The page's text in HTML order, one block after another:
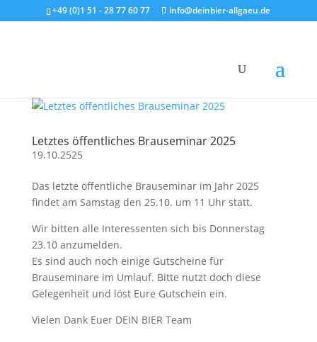
+49 (0)1 51 - 28 77 60 77 info@deinbier-allgaeu.de
Letztes öffentliches Brauseminar 2025
19.10.2525
Das letzte öffentliche Brauseminar im Jahr 2025
findet am Samstag den 25.10. um 11 Uhr statt.
Wir bitten alle Interessenten sich bis Donnerstag
23.10 anzumelden.
Es sind auch noch einige Gutscheine für
Brauseminare im Umlauf. Bitte nutzt doch diese
Gelegenheit und löst Eure Gutschein ein.
Vielen Dank Euer DEIN BIER Team